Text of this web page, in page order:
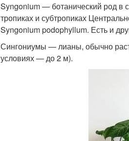
Syngonium — ботанический род в
тропиках и субтропиках
Syngonium podophyllum. Есть и
Сингониумы — лианы, обычно
условиях — до 2 м).